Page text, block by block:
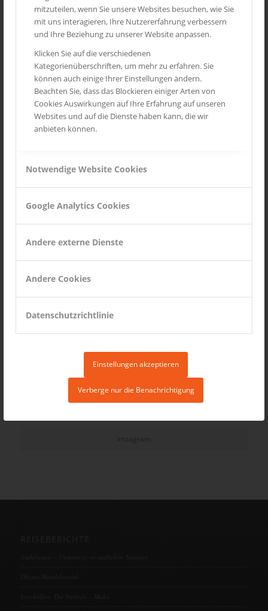
mitzuteilen, wenn Sie unsere Websites besuchen, wie Sie
mit uns interagieren, Ihre Nutzererfahrung verbessern
und Ihre Beziehung zu unserer Website anpassen.
Klicken Sie auf die verschiedenen
Kategorienüberschriften, um mehr zu erfahren. Sie
können auch einige Ihrer Einstellungen ändern.
Beachten Sie, dass das Blockieren einiger Arten von
Cookies Auswirkungen auf Ihre Erfahrung auf unseren
Websites und auf die Dienste haben kann, die wir
anbieten können.
Notwendige Website Cookies
Google Analytics Cookies
Andere externe Dienste
Andere Cookies
Datenschutzrichtlinie
Einstellungen akzeptieren
Verberge nur die Benachrichtigung
FOTOGALERIE
Andalusien
Routes des Grandes Alpes
Mittelrheintal
Toskana
Provence
Wild Life
INSTAGRAM